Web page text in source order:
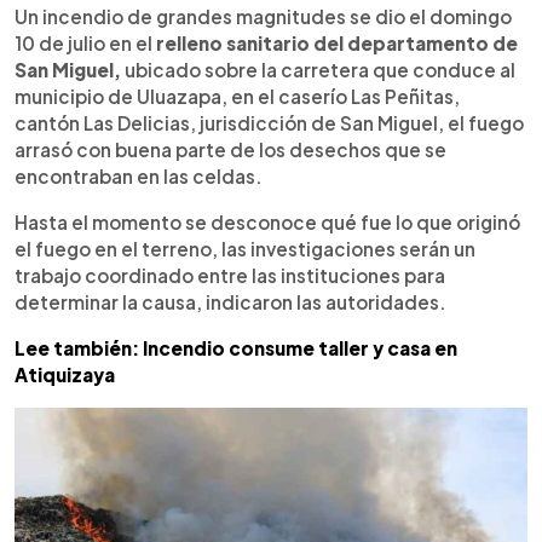
Escuchar artículo
Un incendio de grandes magnitudes se dio el domingo
10 de julio en el relleno sanitario del departamento de
San Miguel, ubicado sobre la carretera que conduce al
municipio de Uluazapa, en el caserío Las Peñitas,
cantón Las Delicias, jurisdicción de San Miguel, el fuego
arrasó con buena parte de los desechos que se
encontraban en las celdas.
Hasta el momento se desconoce qué fue lo que originó
el fuego en el terreno, las investigaciones serán un
trabajo coordinado entre las instituciones para
determinar la causa, indicaron las autoridades.
Lee también: Incendio consume taller y casa en
Atiquizaya